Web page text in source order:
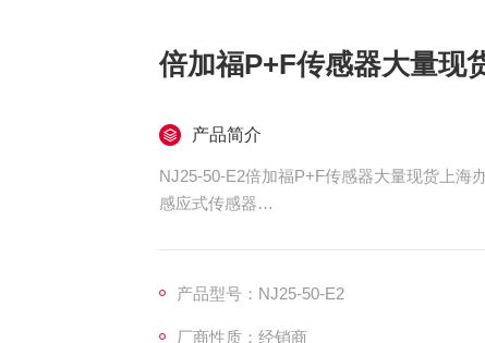
倍加福P+F传感器大量现
产品简介
NJ25-50-E2倍加福P+F传感器大量现货上海
感应式传感器
产品型号：NJ25-50-E2
厂商性质：经销商